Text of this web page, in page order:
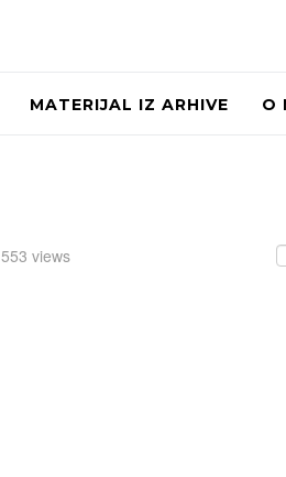
MATERIJAL IZ ARHIVE O
553 views